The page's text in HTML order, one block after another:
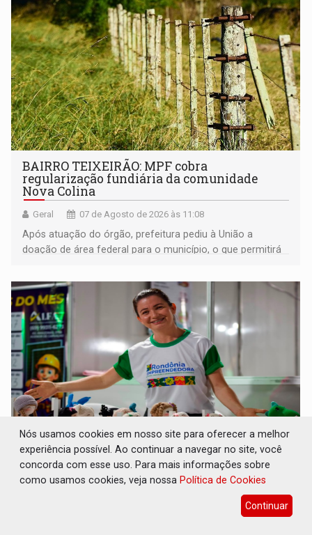
BAIRRO TEIXEIRÃO: MPF cobra
regularização fundiária da comunidade
Nova Colina
Geral 07 de Agosto de 2026 às 11:08
Após atuação do órgão, prefeitura pediu à União a
doação de área federal para o município, o que permitirá
SUCESSO NA ABERTURA: 2ª Feira Rondônia
Empreendedora segue no Espaço
Alternativo com entrada gratuita até
Nós usamos cookies em nosso site para oferecer a melhor
experiência possível. Ao continuar a navegar no site, você
concorda com esse uso. Para mais informações sobre
como usamos cookies, veja nossa Política de Cookies
Continuar